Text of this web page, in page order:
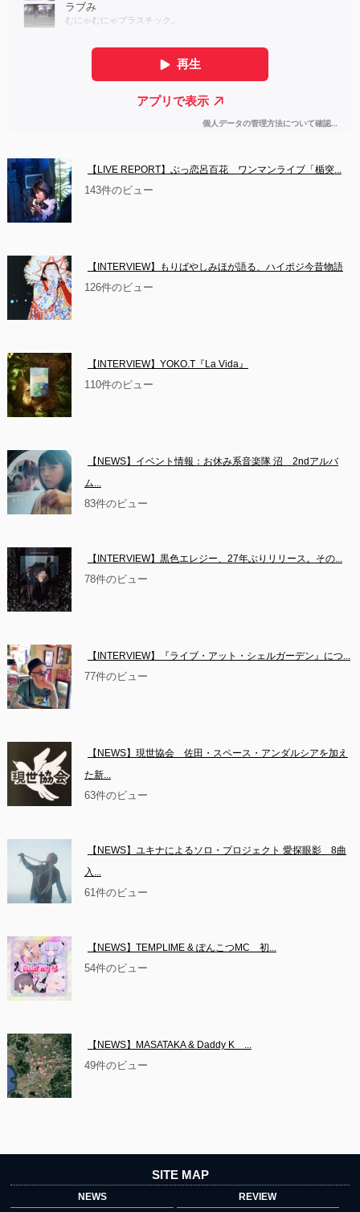
【LIVE REPORT】ぶっ恋呂百花　ワンマンライブ「楯突...
143件のビュー
【INTERVIEW】もりばやしみほが語る、ハイポジ今昔物語
126件のビュー
【INTERVIEW】YOKO.T『La Vida』
110件のビュー
【NEWS】イベント情報：お休み系音楽隊 沼　2ndアルバ
ム...
83件のビュー
【INTERVIEW】黒色エレジー、27年ぶりリリース。その...
78件のビュー
【INTERVIEW】『ライブ・アット・シェルガーデン』につ...
77件のビュー
【NEWS】現世協会　佐田・スペース・アンダルシアを加え
た新...
63件のビュー
【NEWS】ユキナによるソロ・プロジェクト 愛探眼影　8曲
入...
61件のビュー
【NEWS】TEMPLIME & ぽんこつMC　初...
54件のビュー
【NEWS】MASATAKA & Daddy K　...
49件のビュー
SITE MAP
NEWS REVIEW